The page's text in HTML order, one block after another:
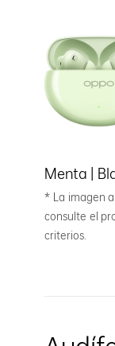
Menta |
* La imagen
consulte el
criterios.